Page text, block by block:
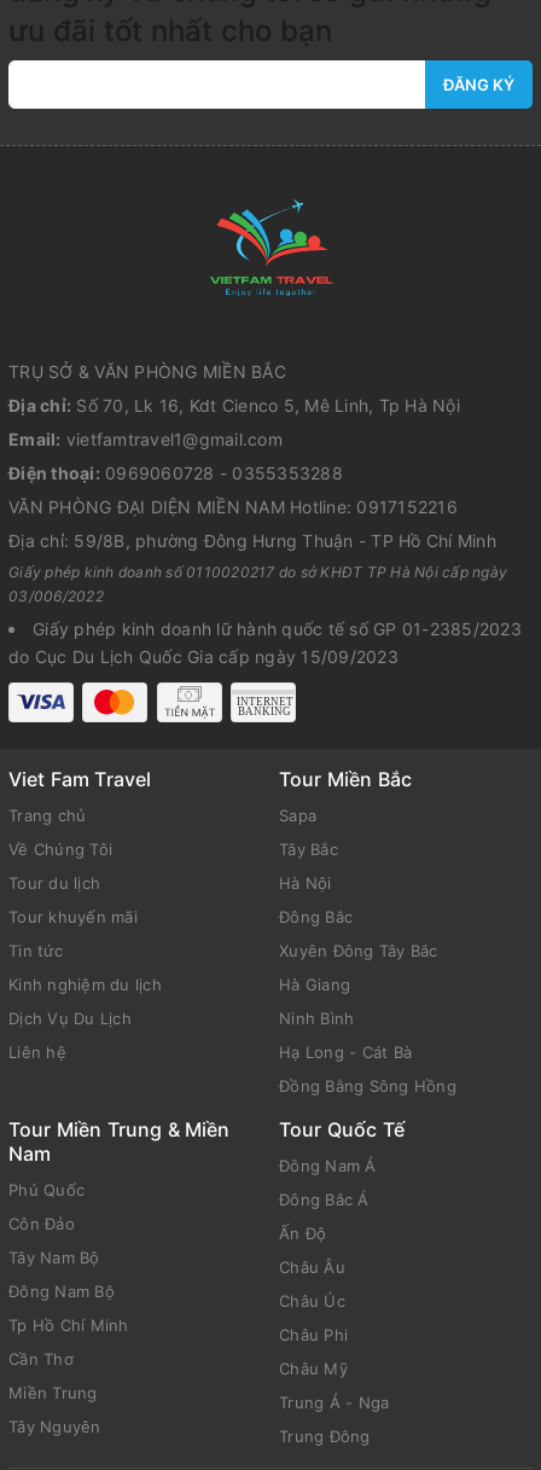
ưu đãi tốt nhất cho bạn
ĐĂNG KÝ
TRỤ SỞ & VĂN PHÒNG MIỀN BẮC
Địa chỉ: Số 70, Lk 16, Kdt Cienco 5, Mê Linh, Tp Hà Nội
Email: vietfamtravel1@gmail.com
Điện thoại: 0969060728 - 0355353288
VĂN PHÒNG ĐẠI DIỆN MIỀN NAM Hotline: 0917152216
Địa chỉ: 59/8B, phường Đông Hưng Thuận - TP Hồ Chí Minh
Giấy phép kinh doanh số 0110020217 do sở KHĐT TP Hà Nội cấp ngày
03/006/2022
Giấy phép kinh doanh lữ hành quốc tế số GP 01-2385/2023
do Cục Du Lịch Quốc Gia cấp ngày 15/09/2023
Viet Fam Travel
Trang chủ
Về Chúng Tôi
Tour du lịch
Tour khuyến mãi
Tin tức
Kinh nghiệm du lịch
Dịch Vụ Du Lịch
Liên hệ
Tour Miền Bắc
Sapa
Tây Bắc
Hà Nội
Đông Bắc
Xuyên Đông Tây Bắc
Hà Giang
Ninh Bình
Hạ Long - Cát Bà
Đồng Bằng Sông Hồng
Tour Miền Trung & Miền
Nam
Phú Quốc
Côn Đảo
Tây Nam Bộ
Đông Nam Bộ
Tp Hồ Chí Minh
Cần Thơ
Miền Trung
Tây Nguyên
Tour Quốc Tế
Đông Nam Á
Đông Bắc Á
Ấn Độ
Châu Âu
Châu Úc
Châu Phi
Châu Mỹ
Trung Á - Nga
Trung Đông